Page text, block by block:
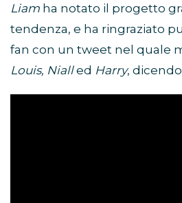
Liam ha notato il progetto
tendenza, e ha ringraziato
fan con un tweet nel quale
Louis, Nialled Harry,